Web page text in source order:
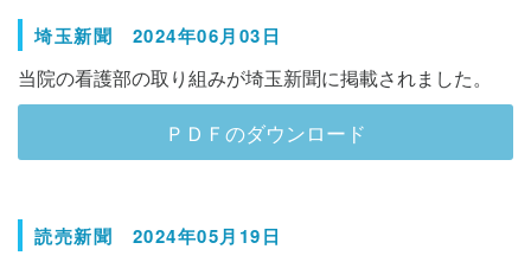
埼玉新聞 2024年06月03日
当院の看護部の取り組みが埼玉新聞に掲載されました。
ＰＤＦのダウンロード
読売新聞 2024年05月19日